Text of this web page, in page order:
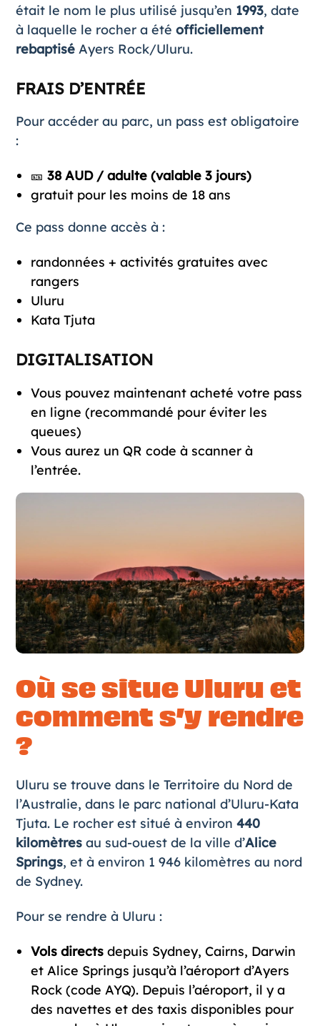
était le nom le plus utilisé jusqu’en 1993, date
à laquelle le rocher a été officiellement
rebaptiséAyers Rock/Uluru.
FRAIS D’ENTRÉE
Pour accéder au parc, un pass est obligatoire
:
🎫 38 AUD / adulte (valable 3 jours)
gratuit pour les moins de 18 ans
Ce pass donne accès à :
randonnées + activités gratuites avec
rangers
Uluru
Kata Tjuta
DIGITALISATION
Vous pouvez maintenant acheté votre pass
en ligne (recommandé pour éviter les
queues)
Vous aurez un QR code à scanner à
l’entrée.
Où se situe Uluru et
comment s’y rendre
?
Uluru se trouve dans le Territoire du Nord de
l’Australie, dans le parc national d’Uluru-Kata
Tjuta. Le rocher est situé à environ 440
kilomètresau sud-ouest de la ville d’Alice
Springs, et à environ 1 946 kilomètres au nord
de Sydney.
Pour se rendre à Uluru :
Vols directsdepuis Sydney, Cairns, Darwin
et Alice Springs jusqu’à l’aéroport d’Ayers
Rock (code AYQ). Depuis l’aéroport, il y a
des navettes et des taxis disponibles pour